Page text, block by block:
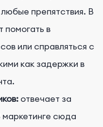
препятствия. В
помогать в
или справляться с
как задержки в
отвечает за
сюда